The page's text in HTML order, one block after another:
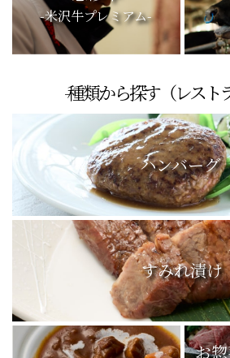
悠修牛
-米沢牛プレミアム-
-種類から探す（レスト
ハンバーグ
すみれ漬け